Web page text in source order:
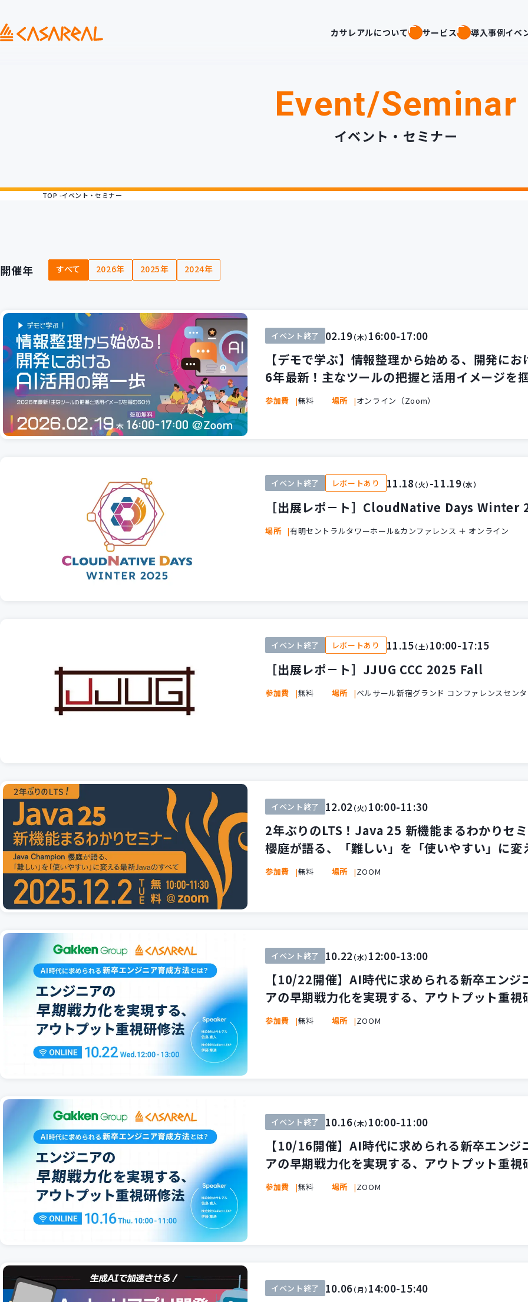
カサレアルについて サービス 導入事例イベ
Event/Seminar
イベント・セミナー
TOP イベント・セミナー
開催年 すべて 2026年 2025年 2024年
イベント終了 02.19（木） 16:00-17:00
【デモで学ぶ】情報整理から始める、開発に
6年最新！主なツールの把握と活用イメージを
参加費 無料 場所 オンライン（Zoom）
イベント終了 レポートあり 11.18 （火） -11.19（水）
［出展レポ－ト］CloudNative Days Winter
場所 有明セントラルタワーホール&カンファレンス ＋ オンライン
イベント終了 レポートあり 11.15（土） 10:00-17:15
［出展レポ－ト］JJUG CCC 2025 Fall
参加費 無料 場所 ベルサール新宿グランド コンファレンスセン
イベント終了 12.02 （火） 10:00-11:30
2年ぶりのLTS！Java 25 新機能まるわかり
櫻庭が語る、「難しい」を「使いやすい」に
参加費 無料 場所 ZOOM
イベント終了 10.22 （水） 12:00-13:00
【10/22開催】AI時代に求められる新卒エン
アの早期戦力化を実現する、アウトプット重視
参加費 無料 場所 ZOOM
イベント終了 10.16（木） 10:00-11:00
【10/16開催】AI時代に求められる新卒エン
アの早期戦力化を実現する、アウトプット重視
参加費 無料 場所 ZOOM
イベント終了 10.06（月） 14:00-15:40